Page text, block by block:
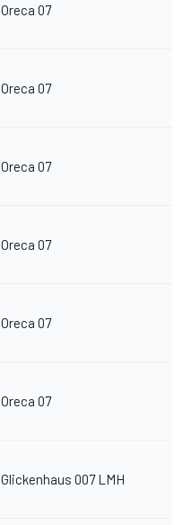
Oreca 07
Oreca 07
Oreca 07
Oreca 07
Oreca 07
Oreca 07
Glickenhaus 007 LMH